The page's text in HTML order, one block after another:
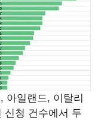
아일랜드, 이탈리
신청 건수에서 두